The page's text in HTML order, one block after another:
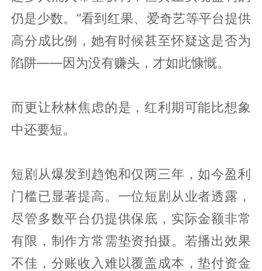
仍是少数。”看到红果、爱奇艺等平台提供
高分成比例，她有时候甚至怀疑这是否为
陷阱——因为没有赚头，才如此慷慨。
而更让秋林焦虑的是，红利期可能比想象
中还要短。
短剧从爆发到趋饱和仅两三年，如今盈利
门槛已显著提高。一位短剧从业者透露，
尽管多数平台仍提供保底，实际金额非常
有限，制作方常需垫资拍摄。若播出效果
不佳，分账收入难以覆盖成本，垫付资金